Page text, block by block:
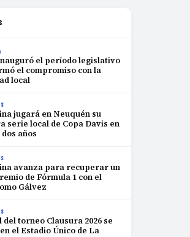
el período legislativo
el compromiso con la
local
jugará en Neuquén su
serie local de Copa Davis en
años
avanza para recuperar un
de Fórmula 1 con el
Gálvez
del torneo Clausura 2026 se
el Estadio Único de La